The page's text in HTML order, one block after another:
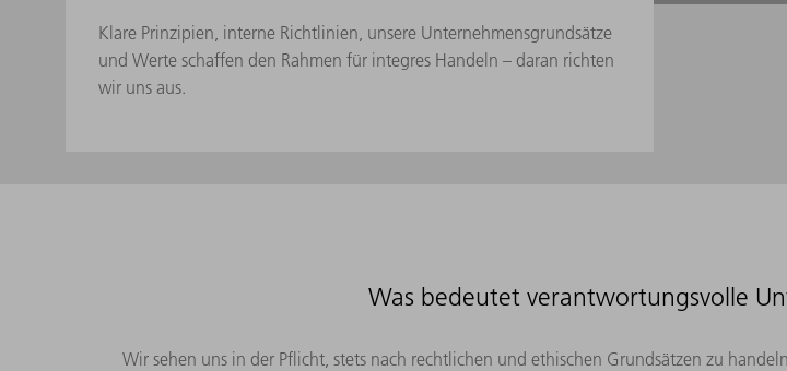
Klare Prinzipien, interne Richtlinien, unsere Unternehmensgrundsätze
und Werte schaffen den Rahmen für integres Handeln – daran richten
wir uns aus.
Was bedeutet verantwortungsvolle
Wir sehen uns in der Pflicht, stets nach rechtlichen und ethischen Grundsätzen zu